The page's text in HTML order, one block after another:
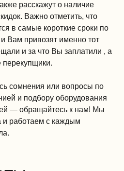
расскажут о наличие
Важно отметить, что
в самые короткие сроки по
Вам привозят именно тот
и за что Вы заплатили , а
перекупщики.
сомнения или вопросы по
и подбору оборудования
— обращайтесь к нам! Мы
и работаем с каждым